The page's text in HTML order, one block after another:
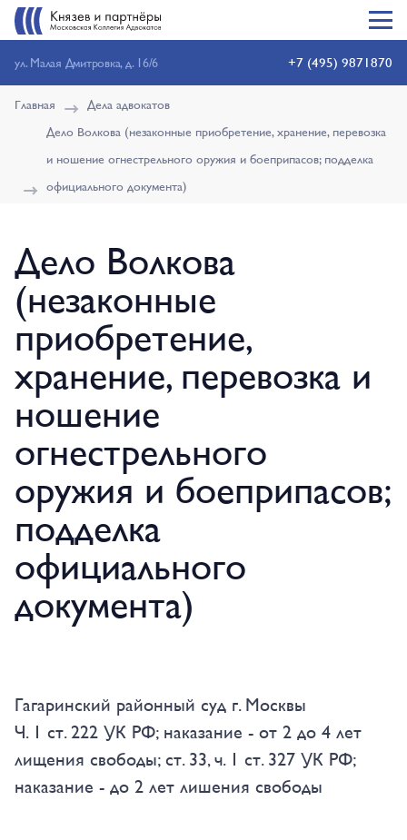
ул. Малая Дмитровка, д. 16/6 +7 (495) 9871870
Главная
Дела адвокатов
Дело Волкова (незаконные приобретение, хранение, перевозка
и ношение огнестрельного оружия и боеприпасов; подделка
официального документа)
Дело Волкова
(незаконные
приобретение,
хранение, перевозка и
ношение
огнестрельного
оружия и боеприпасов;
подделка
официального
документа)
Гагаринский районный суд г. Москвы
Ч. 1 ст. 222 УК РФ; наказание - от 2 до 4 лет
лищения свободы; ст. 33, ч. 1 ст. 327 УК РФ;
наказание - до 2 лет лишения свободы